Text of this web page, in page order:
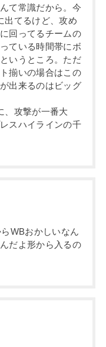
て常識だから。今
出てるけど、攻め
回ってるチームの
ている時間帯にボ
いうところ。ただ
揃いの場合はこの
出来るのはビッグ
、攻撃が一番大
スハイラインの千
WBおかしいなん
だよ形から入るの